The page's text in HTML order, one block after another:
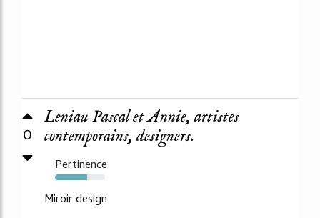
0
Leniau Pascal et Annie, artistes
contemporains, designers.
Pertinence
64%
Miroir design